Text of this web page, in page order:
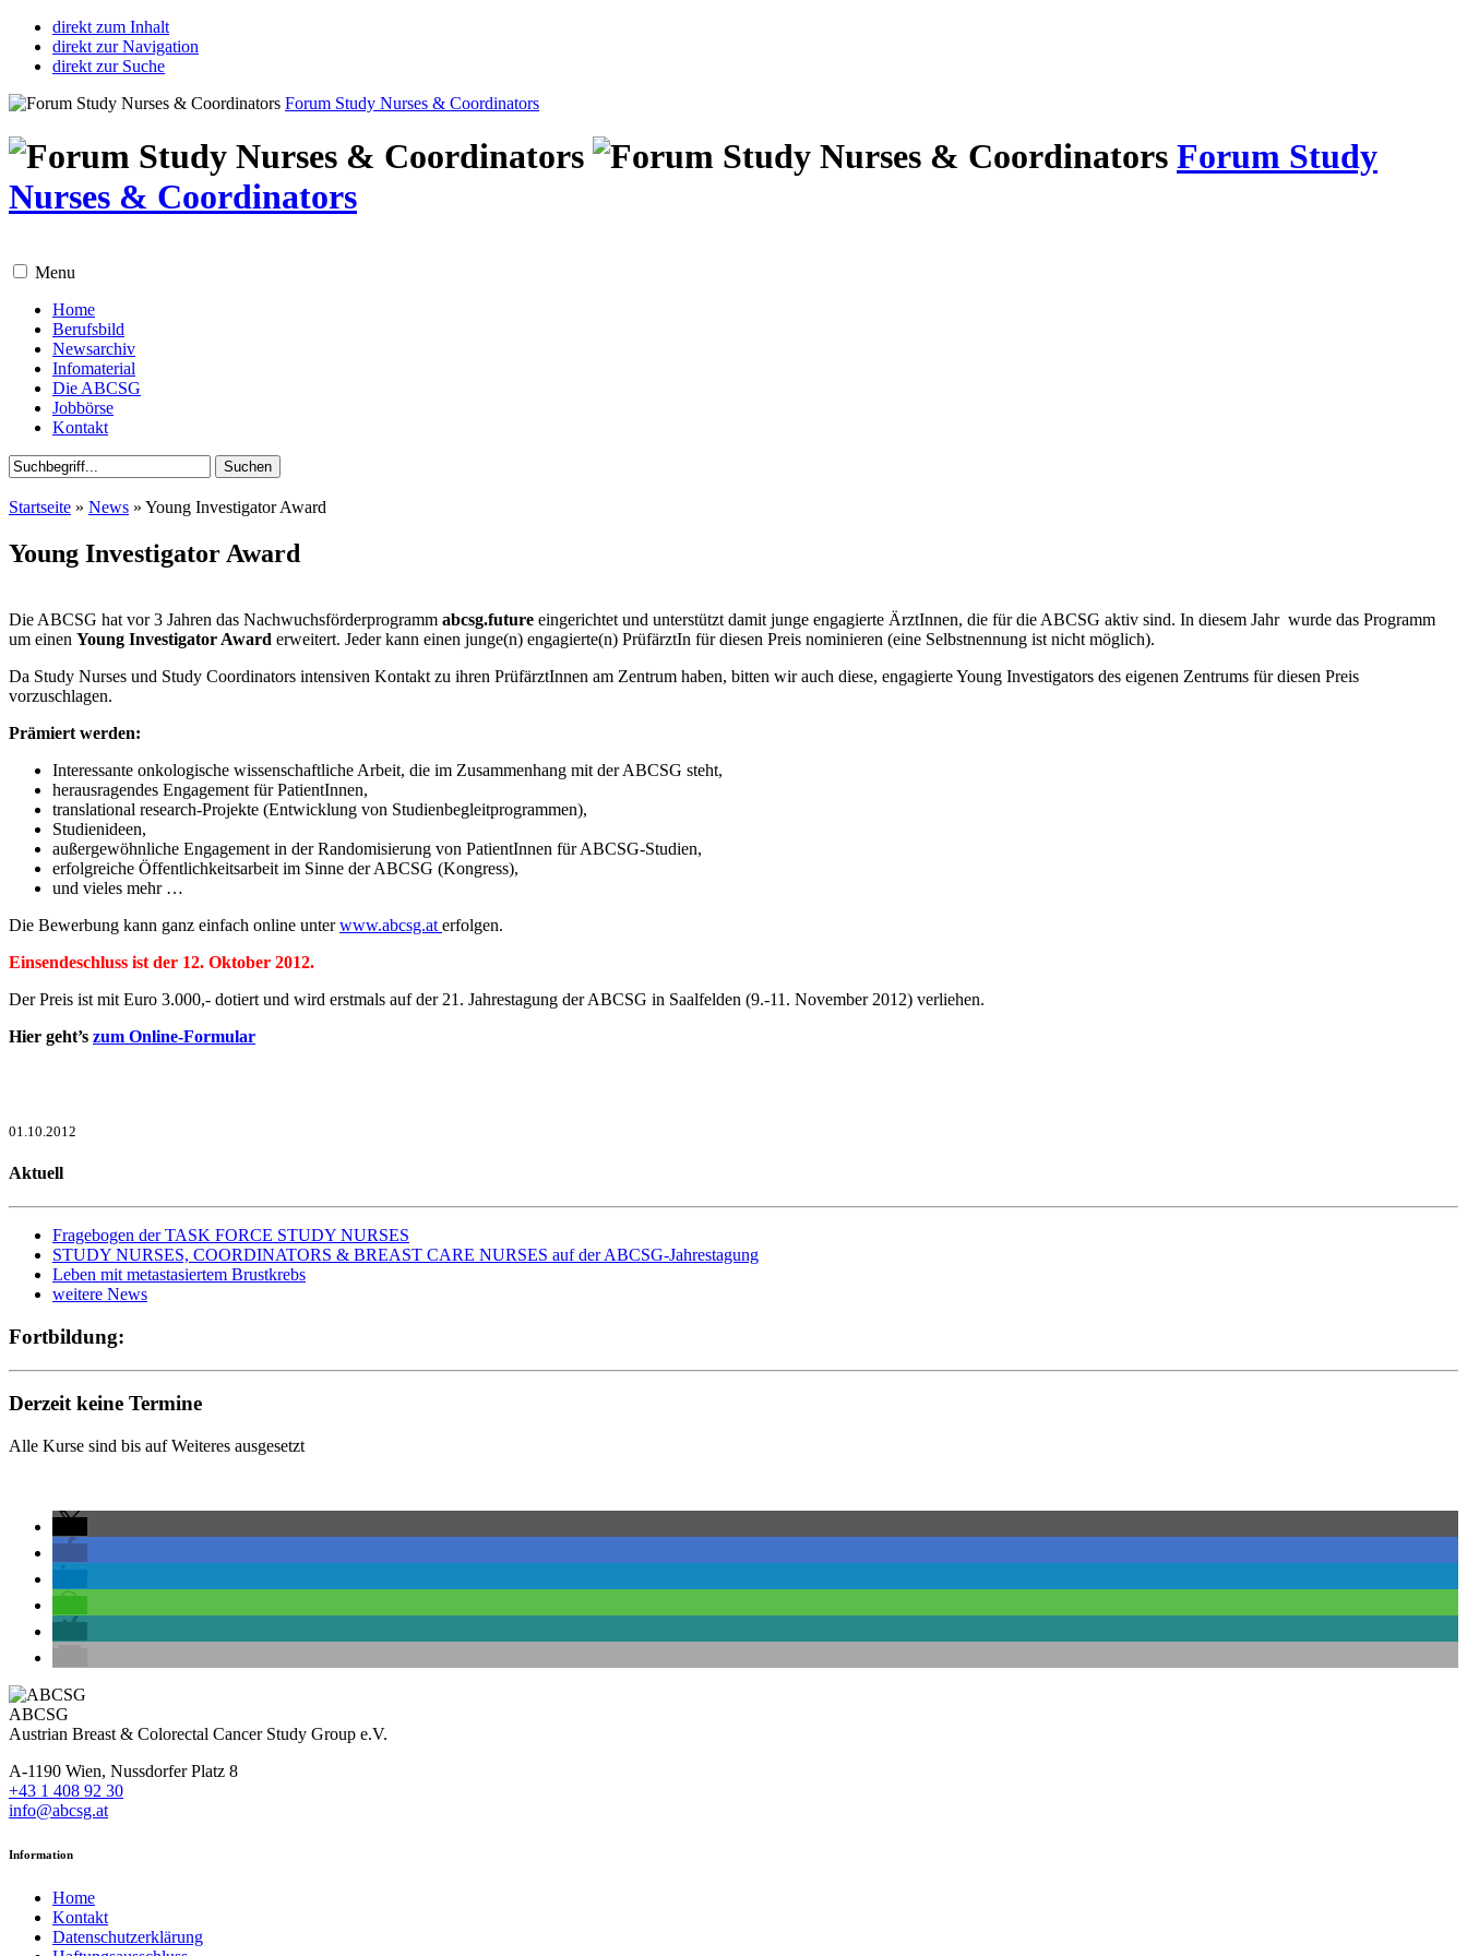
direkt zum Inhalt
direkt zur Navigation
direkt zur Suche
Forum Study Nurses & Coordinators
Forum Study
Nurses & Coordinators
Menu
Home
Berufsbild
Newsarchiv
Infomaterial
Die ABCSG
Jobbörse
Kontakt
Startseite » News » Young Investigator Award
Young Investigator Award
Die ABCSG hat vor 3 Jahren das Nachwuchsförderprogramm abcsg.future eingerichtet und unterstützt damit junge engagierte ÄrztInnen, die für die ABCSG aktiv sind. In diesem Jahr wurde das Programm
um einen Young Investigator Award erweitert. Jeder kann einen junge(n) engagierte(n) PrüfärztIn für diesen Preis nominieren (eine Selbstnennung ist nicht möglich).
Da Study Nurses und Study Coordinators intensiven Kontakt zu ihren PrüfärztInnen am Zentrum haben, bitten wir auch diese, engagierte Young Investigators des eigenen Zentrums für diesen Preis
vorzuschlagen.
Prämiert werden:
Interessante onkologische wissenschaftliche Arbeit, die im Zusammenhang mit der ABCSG steht,
herausragendes Engagement für PatientInnen,
translational research-Projekte (Entwicklung von Studienbegleitprogrammen),
Studienideen,
außergewöhnliche Engagement in der Randomisierung von PatientInnen für ABCSG-Studien,
erfolgreiche Öffentlichkeitsarbeit im Sinne der ABCSG (Kongress),
und vieles mehr …
Die Bewerbung kann ganz einfach online unterwww.abcsg.at erfolgen.
Einsendeschluss ist der 12. Oktober 2012.
Der Preis ist mit Euro 3.000,- dotiert und wird erstmals auf der 21. Jahrestagung der ABCSG in Saalfelden (9.-11. November 2012) verliehen.
Hier geht’s zum Online-Formular
01.10.2012
Aktuell
Fragebogen der TASK FORCE STUDY NURSES
STUDY NURSES, COORDINATORS & BREAST CARE NURSES auf der ABCSG-Jahrestagung
Leben mit metastasiertem Brustkrebs
weitere News
Fortbildung:
Derzeit keine Termine
Alle Kurse sind bis auf Weiteres ausgesetzt
ABCSG
Austrian Breast & Colorectal Cancer Study Group e.V.
A-1190 Wien, Nussdorfer Platz 8
+43 1 408 92 30
info@abcsg.at
Information
Home
Kontakt
Datenschutzerklärung